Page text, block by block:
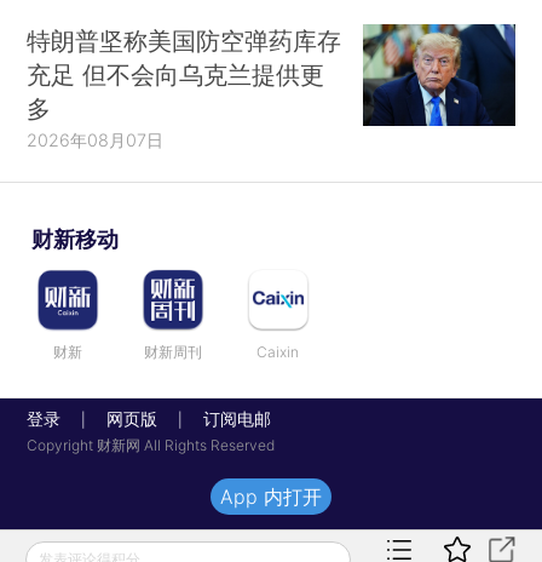
特朗普坚称美国防空弹药库存
充足 但不会向乌克兰提供更
多
2026年08月07日
财新移动
财新 财新周刊 Caixin
登录 网页版 订阅电邮
Copyright 财新网 All Rights Reserved
发表评论得积分
App 内打开